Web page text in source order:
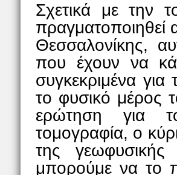
Σχετικά με την
πραγματοποιηθεί
Θεσσαλονίκης,
που έχουν να
συγκεκριμένα για
το φυσικό μέρος
ερώτηση για
τομογραφία, ο
της
μπορούμε να το